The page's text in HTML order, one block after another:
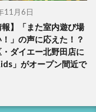
11月6日
報】「また室内遊び場
」の声に応えた！？
ダイエー北野田店に
」がオープン間近で